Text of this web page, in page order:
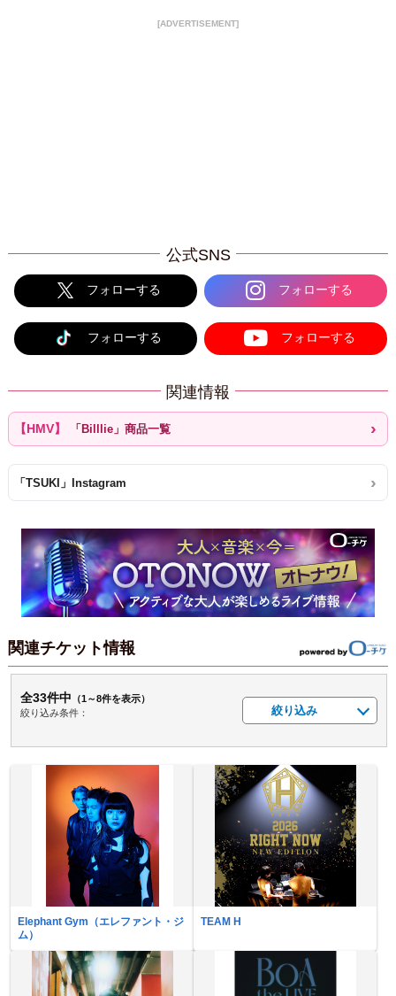
[ADVERTISEMENT]
公式SNS
フォローする フォローする
フォローする フォローする
関連情報
「Billlie」商品一覧
「TSUKI」Instagram
関連チケット情報
全33件中 （1～8件を表示）
絞り込み条件：
絞り込み
Elephant Gym（エレファント・ジ
ム）
TEAM H